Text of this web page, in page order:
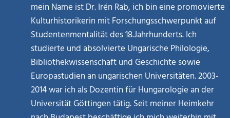
mein Name ist Dr. Irén Rab, ich bin eine promovierte
Kulturhistorikerin mit Forschungsschwerpunkt auf
Studentenmentalität des 18.Jahrhunderts. Ich
studierte und absolvierte Ungarische Philologie,
Bibliothekwissenschaft und Geschichte sowie
Europastudien an ungarischen Universitäten. 2003-
2014 war ich als Dozentin für Hungarologie an der
Universität Göttingen tätig. Seit meiner Heimkehr